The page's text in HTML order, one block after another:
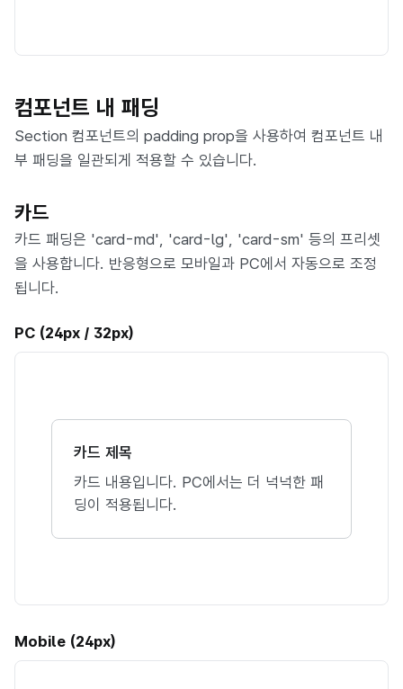
컴포넌트 내 패딩
Section 컴포넌트의 padding prop을 사용하여 컴포넌트 내
부 패딩을 일관되게 적용할 수 있습니다.
카드
카드 패딩은 'card-md', 'card-lg', 'card-sm' 등의 프리셋
을 사용합니다. 반응형으로 모바일과 PC에서 자동으로 조정
됩니다.
PC (24px / 32px)
카드 제목
카드 내용입니다. PC에서는 더 넉넉한 패
딩이 적용됩니다.
Mobile (24px)